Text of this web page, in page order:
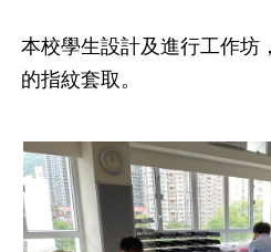
本校學生設計及進行工作坊
的指紋套取。